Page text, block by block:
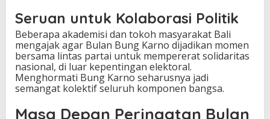
Seruan untuk Kolaborasi Politik
Beberapa akademisi dan tokoh masyarakat Bali
mengajak agar Bulan Bung Karno dijadikan momen
bersama lintas partai untuk mempererat solidaritas
nasional, di luar kepentingan elektoral.
Menghormati Bung Karno seharusnya jadi
semangat kolektif seluruh komponen bangsa.
Masa Depan Peringatan Bulan